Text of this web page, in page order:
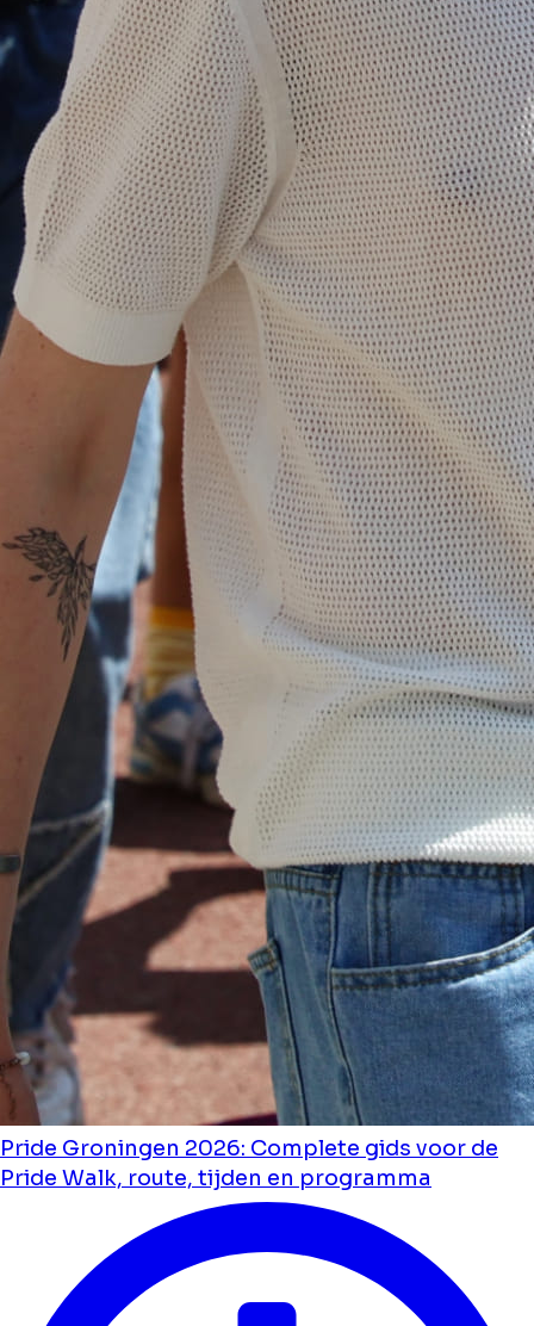
Pride Groningen 2026: Complete gids voor de
Pride Walk, route, tijden en programma